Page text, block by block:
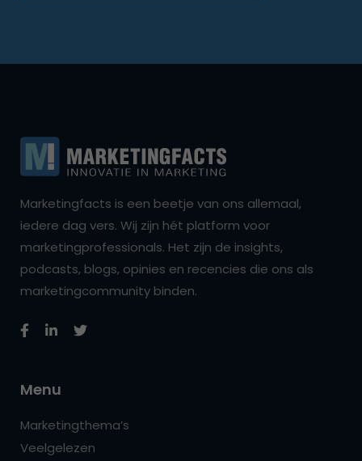
Marketingfacts is een beetje van ons allemaal,
iedere dag vers. Wij zijn hét platform voor
marketingprofessionals. Het zijn de insights,
podcasts, blogs, opinies en recencies die ons als
marketingcommunity binden.
Menu
Marketingthema’s
Veelgelezen